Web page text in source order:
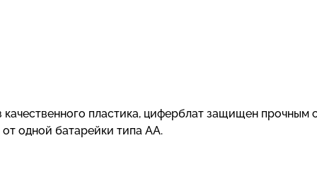
пластика, циферблат защищен прочным
одной батарейки типа АА.